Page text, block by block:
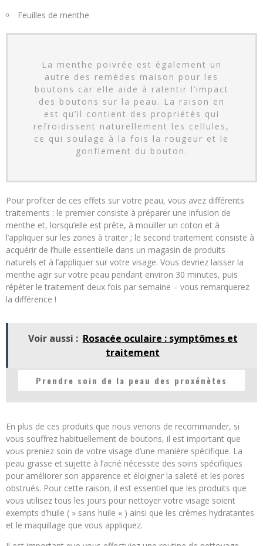
Feuilles de menthe
La menthe poivrée est également un
autre des remèdes maison pour les
boutons car elle aide à ralentir l’impact
des boutons sur la peau. La raison en
est qu’il contient des propriétés qui
refroidissent naturellement les cellules,
ce qui soulage à la fois la rougeur et le
gonflement du bouton.
Pour profiter de ces effets sur votre peau, vous avez différents
traitements : le premier consiste à préparer une infusion de
menthe et, lorsqu’elle est prête, à mouiller un coton et à
l’appliquer sur les zones à traiter ; le second traitement consiste à
acquérir de l’huile essentielle dans un magasin de produits
naturels et à l’appliquer sur votre visage. Vous devriez laisser la
menthe agir sur votre peau pendant environ 30 minutes, puis
répéter le traitement deux fois par semaine – vous remarquerez
la différence !
Voir aussi : Rosacée oculaire : symptômes et
traitement
Prendre soin de la peau des proxénètes
En plus de ces produits que nous venons de recommander, si
vous souffrez habituellement de boutons, il est important que
vous preniez soin de votre visage d’une manière spécifique. La
peau grasse et sujette à l’acné nécessite des soins spécifiques
pour améliorer son apparence et éloigner la saleté et les pores
obstrués. Pour cette raison, il est essentiel que les produits que
vous utilisez tous les jours pour nettoyer votre visage soient
exempts d’huile ( » sans huile « ) ainsi que les crèmes hydratantes
et le maquillage que vous appliquez.